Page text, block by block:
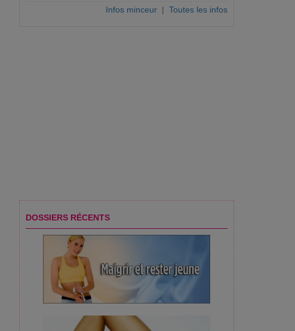
Infos minceur | Toutes les infos
DOSSIERS RÉCENTS